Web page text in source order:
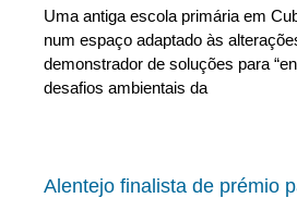
Uma antiga escola primária em
num espaço adaptado às
demonstrador de soluções para
desafios ambientais da
Alentejo finalista de prémio